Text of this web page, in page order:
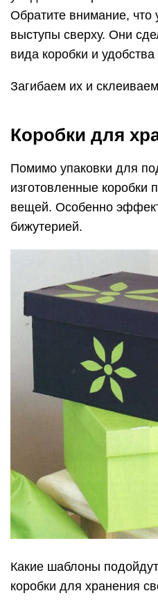
Обратите внимание,
выступы сверху. Они
вида коробки и
Загибаем их и
Коробки для
Помимо упаковки для
изготовленные коробки
вещей. Особенно
бижутерией.
Какие шаблоны
коробки для хранения